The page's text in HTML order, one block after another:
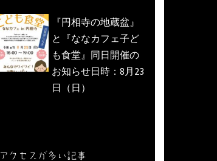
『円相寺の地蔵盆』
と『ななカフェ子ど
も食堂』同日開催の
お知らせ日時：8月23
日（日）
アクセスが多い記事